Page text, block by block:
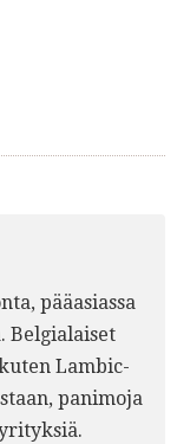
pääasiassa
Belgialaiset
Lambic-
panimoja